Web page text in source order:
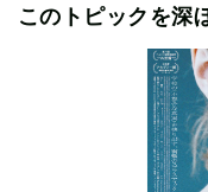
このトピックを深